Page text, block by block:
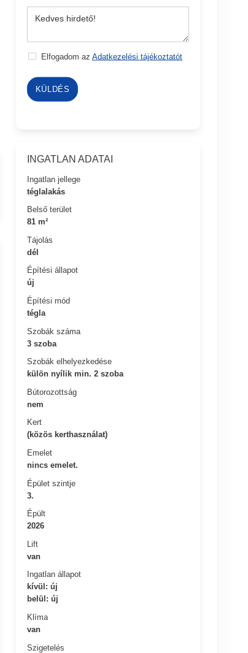
Elfogadom az Adatkezelési tájékoztatót
KÜLDÉS
INGATLAN ADATAI
Ingatlan jellege
téglalakás
Belső terület
81 m²
Tájolás
dél
Építési állapot
új
Építési mód
tégla
Szobák száma
3 szoba
Szobák elhelyezkedése
külön nyílik min. 2 szoba
Bútorozottság
nem
Kert
(közös kerthasználat)
Emelet
nincs emelet.
Épület szintje
3.
Épült
2026
Lift
van
Ingatlan állapot
kívül: új
belül: új
Klíma
van
Szigetelés